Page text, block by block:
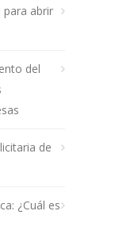
para abrir
del
de
¿Cuál es